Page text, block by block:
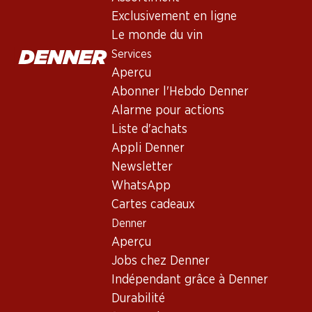
Exclusivement en ligne
Le monde du vin
Services
Aperçu
Abonner l'Hebdo Denner
Alarme pour actions
Liste d'achats
Appli Denner
Newsletter
WhatsApp
Cartes cadeaux
Denner
Aperçu
Jobs chez Denner
Indépendant grâce à Denner
Durabilité
La Champagne - un